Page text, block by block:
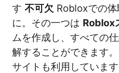
す 不可欠 Robloxでの
に。その一つは Roblox
ムを作成し、すべての
解することができます
サイトも利用しています